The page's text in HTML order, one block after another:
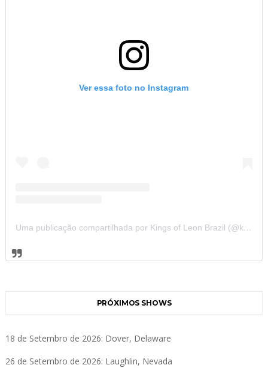
Ver essa foto no Instagram
Uma publicação compartilhada por Kings of Leon Brazil (@kolbrazil)
PRÓXIMOS SHOWS
18 de Setembro de 2026: Dover, Delaware
26 de Setembro de 2026: Laughlin, Nevada